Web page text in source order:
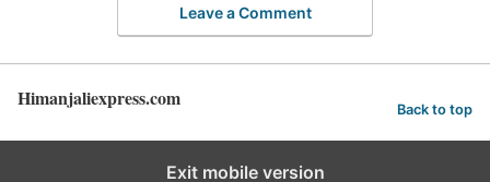
Leave a Comment
Himanjaliexpress.com Back to top
Exit mobile version